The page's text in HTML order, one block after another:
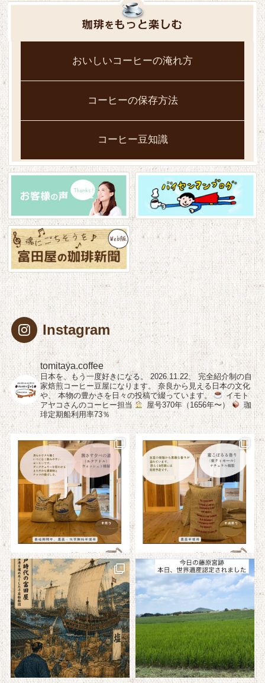
おいしいコーヒーの淹れ方
コーヒーの保存方法
コーヒー豆知識
Instagram
tomitaya.coffee
日本を、もう一度好きになる。2026.11.22、 完全紹介制の自
家焙煎コーヒー豆屋になります。奈良から見える日本の文化
や、 本物の豊かさを日々の投稿で綴っています。
イモト
アヤコさんのコーヒー担当
屋号370年（1656年〜）
珈
琲定期船利用率73％